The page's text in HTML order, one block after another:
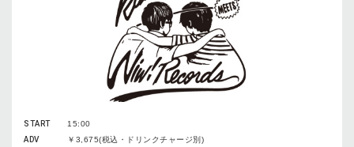
START
15:00
ADV
￥3,675(税込・ドリンクチャージ別)